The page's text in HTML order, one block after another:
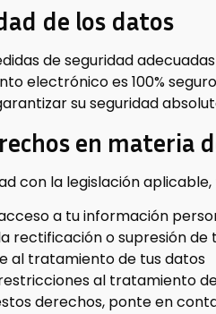
de los datos
de seguridad
electrónico es 100%
su seguridad
en materia
con la legislación
a tu información
rectificación o supresión de
al tratamiento de tus datos
al tratamiento
derechos, ponte en